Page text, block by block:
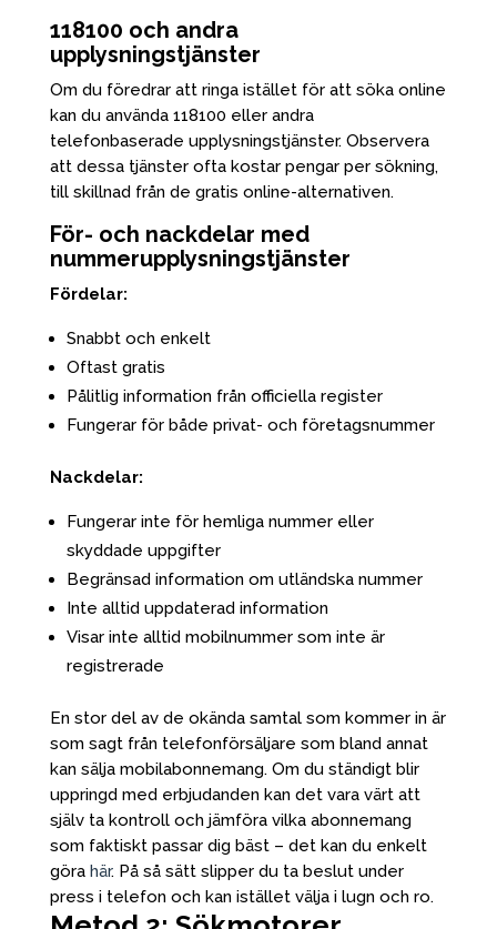
118100 och andra
upplysningstjänster
Om du föredrar att ringa istället för att söka online
kan du använda 118100 eller andra
telefonbaserade upplysningstjänster. Observera
att dessa tjänster ofta kostar pengar per sökning,
till skillnad från de gratis online-alternativen.
För- och nackdelar med
nummerupplysningstjänster
Fördelar:
Snabbt och enkelt
Oftast gratis
Pålitlig information från officiella register
Fungerar för både privat- och företagsnummer
Nackdelar:
Fungerar inte för hemliga nummer eller
skyddade uppgifter
Begränsad information om utländska nummer
Inte alltid uppdaterad information
Visar inte alltid mobilnummer som inte är
registrerade
En stor del av de okända samtal som kommer in är
som sagt från telefonförsäljare som bland annat
kan sälja mobilabonnemang. Om du ständigt blir
uppringd med erbjudanden kan det vara värt att
själv ta kontroll och jämföra vilka abonnemang
som faktiskt passar dig bäst – det kan du enkelt
göra här. På så sätt slipper du ta beslut under
press i telefon och kan istället välja i lugn och ro.